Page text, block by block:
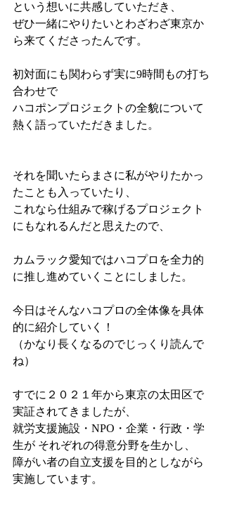
という想いに共感していただき、
ぜひ一緒にやりたいとわざわざ東京か
ら来てくださったんです。
初対面にも関わらず実に9時間もの打ち
合わせで
ハコポンプロジェクトの全貌について
熱く語っていただきました。
それを聞いたらまさに私がやりたかっ
たことも入っていたり、
これなら仕組みで稼げるプロジェクト
にもなれるんだと思えたので、
カムラック愛知ではハコプロを全力的
に推し進めていくことにしました。
今日はそんなハコプロの全体像を具体
的に紹介していく！
（かなり長くなるのでじっくり読んで
ね）
すでに２０２１年から東京の太田区で
実証されてきましたが、
就労支援施設・NPO・企業・行政・学
生が それぞれの得意分野を生かし、
障がい者の自立支援を目的としながら
実施しています。